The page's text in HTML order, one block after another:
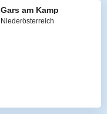
Gars am Kamp
Niederösterreich